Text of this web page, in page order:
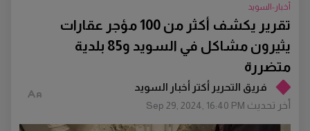
فريق التحرير أكتر أخبار السويد
أخر تحديث Sep 29, 2024, 16:40 PM
تقرير يكشف أكثر من 100 مؤجر عقارات
يثيرون مشاكل في السويد و85 بلدية
متضررة
أخبار-السويد
متضررة